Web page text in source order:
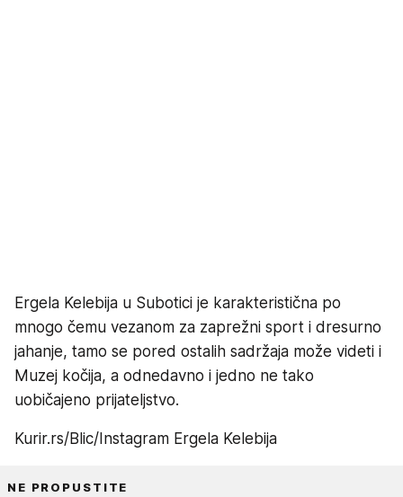
Ergela Kelebija u Subotici je karakteristična po
mnogo čemu vezanom za zaprežni sport i dresurno
jahanje, tamo se pored ostalih sadržaja može videti i
Muzej kočija, a odnedavno i jedno ne tako
uobičajeno prijateljstvo.
Kurir.rs/Blic/Instagram Ergela Kelebija
NE PROPUSTITE